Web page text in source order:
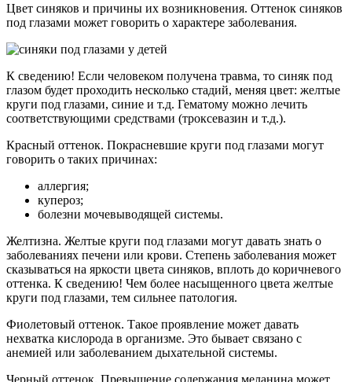
Цвет синяков и причины их возникновения. Оттенок синяков
под глазами может говорить о характере заболевания.
К сведению! Если человеком получена травма, то синяк под
глазом будет проходить несколько стадий, меняя цвет: желтые
круги под глазами, синие и т.д. Гематому можно лечить
соответствующими средствами (троксевазин и т.д.).
Красный оттенок. Покрасневшие круги под глазами могут
говорить о таких причинах:
аллергия;
купероз;
болезни мочевыводящей системы.
Желтизна. Желтые круги под глазами могут давать знать о
заболеваниях печени или крови. Степень заболевания может
сказываться на яркости цвета синяков, вплоть до коричневого
оттенка. К сведению! Чем более насыщенного цвета желтые
круги под глазами, тем сильнее патология.
Фиолетовый оттенок. Такое проявление может давать
нехватка кислорода в организме. Это бывает связано с
анемией или заболеванием дыхательной системы.
Черный оттенок. Превышение содержания меланина может